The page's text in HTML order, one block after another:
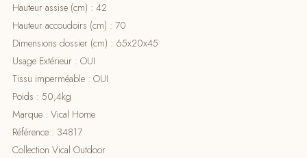
Hauteur assise (cm) : 42
Hauteur accoudoirs (cm) : 70
Dimensions dossier (cm) : 65x20x45
Usage Extérieur : OUI
Tissu imperméable : OUI
Poids : 50,4kg
Marque : Vical Home
Référence : 34817
Collection Vical Outdoor